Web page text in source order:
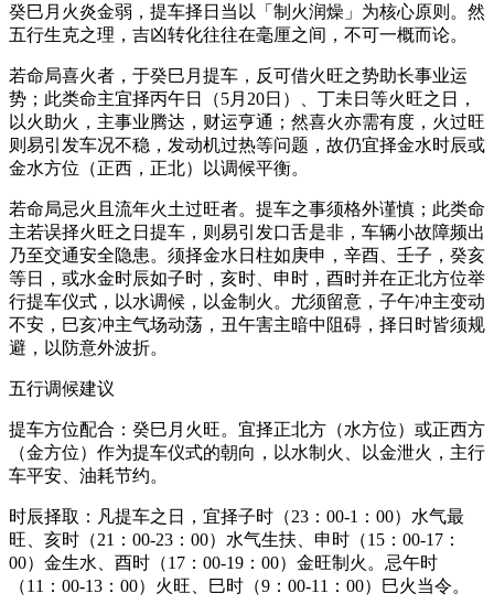
癸巳月火炎金弱，提车择日当以「制火润燥」为核心原则。然
五行生克之理，吉凶转化往往在毫厘之间，不可一概而论。
若命局喜火者，于癸巳月提车，反可借火旺之势助长事业运
势；此类命主宜择丙午日（5月20日）、丁未日等火旺之日，
以火助火，主事业腾达，财运亨通；然喜火亦需有度，火过旺
则易引发车况不稳，发动机过热等问题，故仍宜择金水时辰或
金水方位（正西，正北）以调候平衡。
若命局忌火且流年火土过旺者。提车之事须格外谨慎；此类命
主若误择火旺之日提车，则易引发口舌是非，车辆小故障频出
乃至交通安全隐患。须择金水日柱如庚申，辛酉、壬子，癸亥
等日，或水金时辰如子时，亥时、申时，酉时并在正北方位举
行提车仪式，以水调候，以金制火。尤须留意，子午冲主变动
不安，巳亥冲主气场动荡，丑午害主暗中阻碍，择日时皆须规
避，以防意外波折。
五行调候建议
提车方位配合：癸巳月火旺。宜择正北方（水方位）或正西方
（金方位）作为提车仪式的朝向，以水制火、以金泄火，主行
车平安、油耗节约。
时辰择取：凡提车之日，宜择子时（23：00-1：00）水气最
旺、亥时（21：00-23：00）水气生扶、申时（15：00-17：
00）金生水、酉时（17：00-19：00）金旺制火。忌午时
（11：00-13：00）火旺、巳时（9：00-11：00）巳火当令。